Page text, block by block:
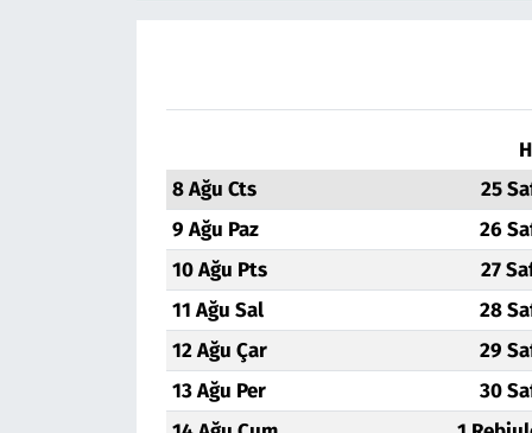
8 Ağu Cts
25
9 Ağu Paz
26
10 Ağu Pts
27
11 Ağu Sal
28
12 Ağu Çar
29
13 Ağu Per
30